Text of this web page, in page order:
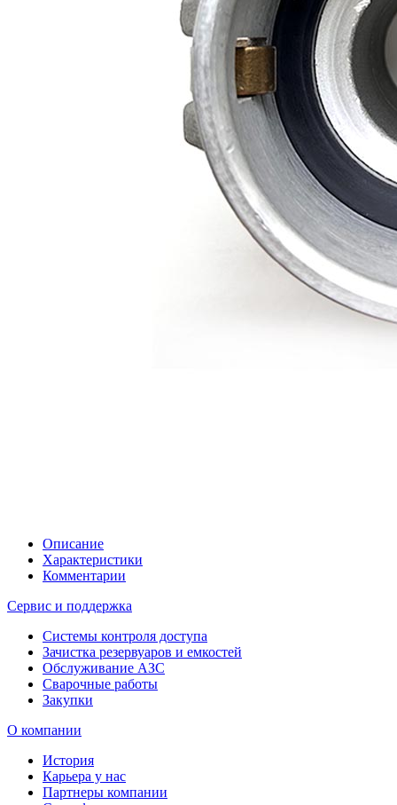
Описание
Характеристики
Комментарии
Сервис и поддержка
Системы контроля доступа
Зачистка резервуаров и емкостей
Обслуживание АЗС
Сварочные работы
Закупки
О компании
История
Карьера у нас
Партнеры компании